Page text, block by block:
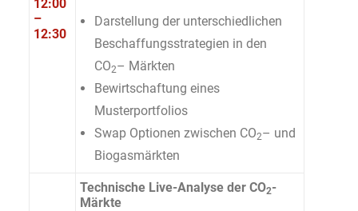
12:00
–
12:30
Darstellung der unterschiedlichen
Beschaffungsstrategien in den
CO2– Märkten
Bewirtschaftung eines
Musterportfolios
Swap Optionen zwischen CO2– und
Biogasmärkten
Technische Live-Analyse der CO2-
Märkte